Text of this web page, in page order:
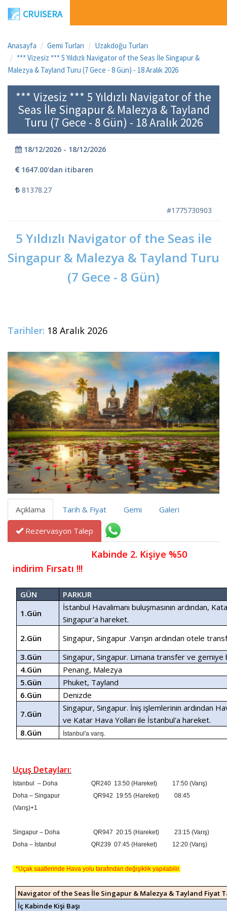
CRUISERA
Anasayfa Gemi Turları
Uzakdoğu Turları
*** Vizesiz *** 5 Yıldızlı Navigator of the Seas İle Singapur &
Malezya & Tayland Turu (7 Gece - 8 Gün) - 18 Aralık 2026
*** Vizesiz *** 5 Yıldızlı Navigator of the
Seas İle Singapur & Malezya & Tayland
Turu (7 Gece - 8 Gün) - 18 Aralık 2026
18/12/2026 - 18/12/2026
1647.00'dan itibaren
81378.27
#1775730903
5 Yıldızlı Navigator of the Seas ile
Singapur & Malezya & Tayland Turu
(7 Gece - 8 Gün)
Tarihler: 18 Aralık 2026
Açıklama Tarih & Fiyat Gemi Galeri
Rezervasyon Talep
indirim Fırsatı !!!
GÜN
PARKUR
1.Gün
İstanbul Havalimanı buluşmasının ardından,
Singapur'a hareket.
2.Gün
Singapur, Singapur .Varışın ardından otele
3.Gün
Singapur, Singapur. Limana transfer ve gemiye
4.Gün
Penang, Malezya
5.Gün
Phuket, Tayland
6.Gün
Denizde
7.Gün
Singapur, Singapur. İniş işlemlerinin ardından
ve Katar Hava Yolları ile İstanbul'a hareket.
8.Gün
İstanbul'a varış.
Uçuş Detayları:
İstanbul – Doha QR240 13:50 (Hareket) 17:50 (Varış)
Doha – Singapur QR942 19:55 (Hareket) 08:45
(Varış)+1
Singapur – Doha QR947 20:15 (Hareket) 23:15 (Varış)
Doha – İstanbul QR239 07:45 (Hareket) 12:20 (Varış)
*Uçak saatlerinde Hava yolu tarafından değişiklik yapılabilir.
Navigator of the Seas İle Singapur & Malezya & Tayland Fiyat
İç Kabinde Kişi Başı